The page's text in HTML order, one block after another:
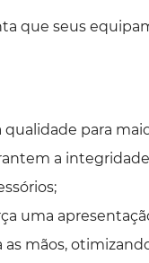
que seus
para
a
uma
mãos,